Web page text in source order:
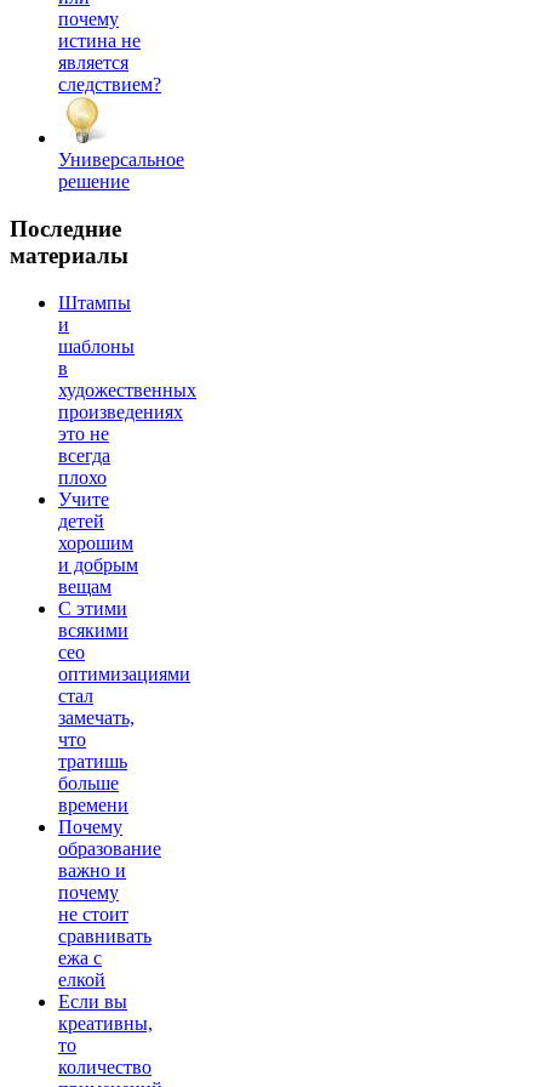
почему
истина не
является
следствием?
Универсальное
решение
Последние
материалы
Штампы
и
шаблоны
в
художественных
произведениях
это не
всегда
плохо
Учите
детей
хорошим
и добрым
вещам
С этими
всякими
сео
оптимизациями
стал
замечать,
что
тратишь
больше
времени
Почему
образование
важно и
почему
не стоит
сравнивать
ежа с
елкой
Если вы
креативны,
то
количество